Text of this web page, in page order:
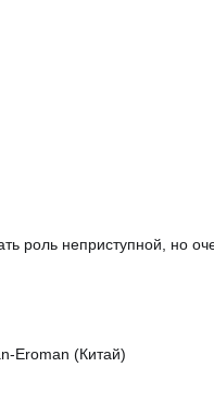
роль неприступной, но
Eroman (Китай)